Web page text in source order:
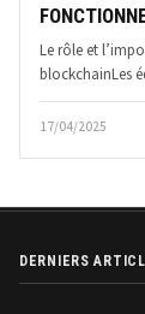
Le rôle et
blockchainLes
17/04/2025
DERNIERS